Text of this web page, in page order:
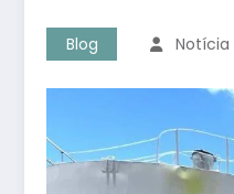
Blog Notícia